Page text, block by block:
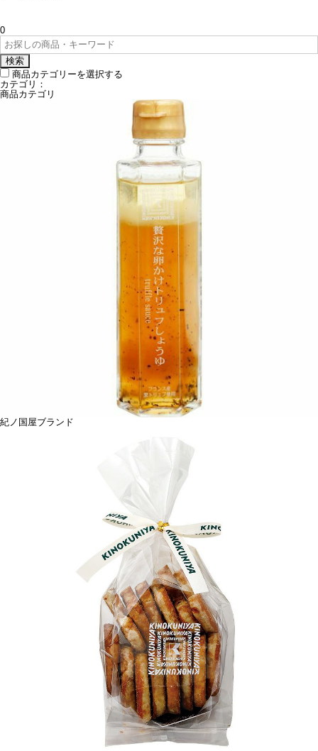
0
検索
商品カテゴリーを選択する
カテゴリ：
商品カテゴリ
紀ノ国屋ブランド